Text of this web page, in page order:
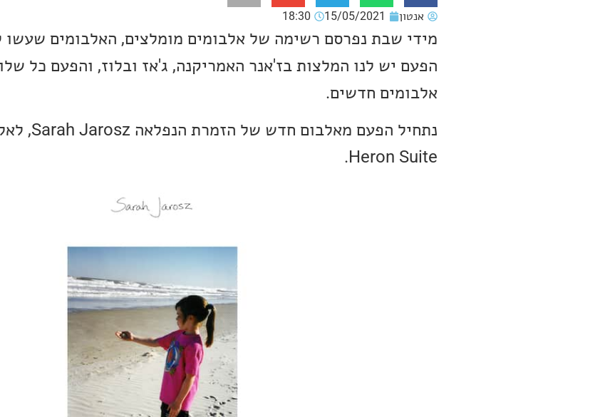
אנטון 15/05/2021
18:30
מידי שבת נפרסם רשימה של אלבומים מומלצים, האלבומים שעשו
הפעם יש לנו המלצות בז'אנר האמריקנה, ג'אז ובלוז, והפעם כל
אלבומים חדשים.
Heron Suite.